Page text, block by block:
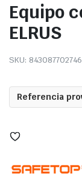
Equipo
ELRUS
SKU:
Referencia